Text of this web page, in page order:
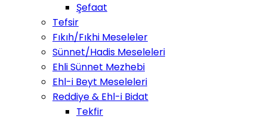
Şefaat
Tefsir
Fıkıh/Fıkhi Meseleler
Sünnet/Hadis Meseleleri
Ehli Sünnet Mezhebi
Ehl-i Beyt Meseleleri
Reddiye & Ehl-i Bidat
Tekfir